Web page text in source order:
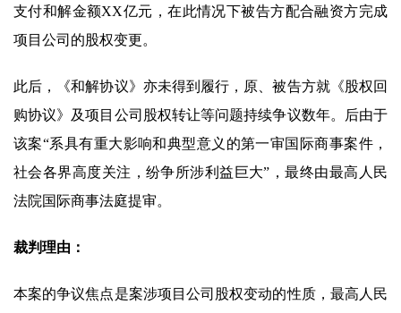
支付和解金额XX亿元，在此情况下被告方配合融资方完成
项目公司的股权变更。
此后，《和解协议》亦未得到履行，原、被告方就《股权回
购协议》及项目公司股权转让等问题持续争议数年。后由于
该案“系具有重大影响和典型意义的第一审国际商事案件，
社会各界高度关注，纷争所涉利益巨大”，最终由最高人民
法院国际商事法庭提审。
裁判理由：
本案的争议焦点是案涉项目公司股权变动的性质，最高人民